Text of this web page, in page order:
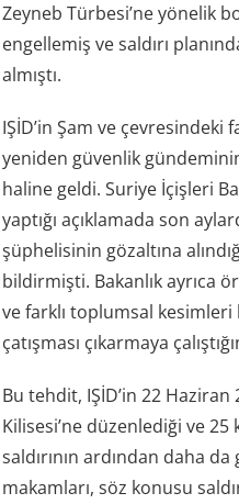
Zeyneb Türbesi’ne yönelik
engellemiş ve saldırı
almıştı.
IŞİD’in Şam ve
yeniden güvenlik
haline geldi. Suriye İçişleri
yaptığı açıklamada son
şüphelisinin gözaltına
bildirmişti. Bakanlık ayrıca
ve farklı toplumsal
çatışması çıkarmaya
Bu tehdit, IŞİD’in 22 Haziran
Kilisesi’ne düzenlediği ve
saldırının ardından daha
makamları, söz konusu